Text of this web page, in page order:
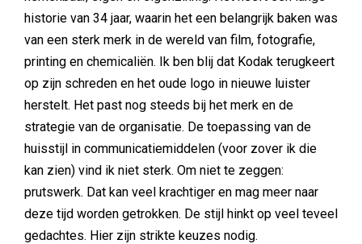
historie van 34 jaar, waarin het een belangrijk baken was
van een sterk merk in de wereld van film, fotografie,
printing en chemicaliën. Ik ben blij dat Kodak terugkeert
op zijn schreden en het oude logo in nieuwe luister
herstelt. Het past nog steeds bij het merk en de
strategie van de organisatie. De toepassing van de
huisstijl in communicatiemiddelen (voor zover ik die
kan zien) vind ik niet sterk. Om niet te zeggen:
prutswerk. Dat kan veel krachtiger en mag meer naar
deze tijd worden getrokken. De stijl hinkt op veel teveel
gedachtes. Hier zijn strikte keuzes nodig.